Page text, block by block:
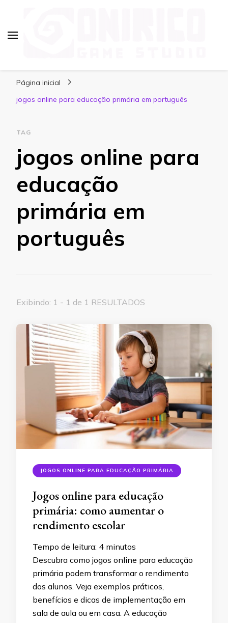
Página inicial
jogos online para educação primária em português
TAG
jogos online para
educação
primária em
português
Exibindo: 1 - 1 de 1 RESULTADOS
JOGOS ONLINE PARA EDUCAÇÃO PRIMÁRIA
Jogos online para educação
primária: como aumentar o
rendimento escolar
Tempo de leitura: 4 minutos
Descubra como jogos online para educação
primária podem transformar o rendimento
dos alunos. Veja exemplos práticos,
benefícios e dicas de implementação em
sala de aula ou em casa. A educação